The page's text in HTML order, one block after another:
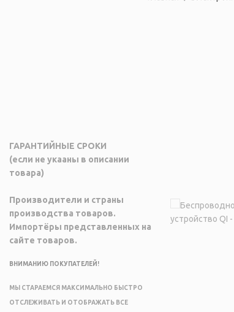
ГАРАНТИЙНЫЕ СРОКИ
(если не укааны в описании
товара)
Производители и страны
производства товаров.
Импортёры представленных на
сайте товаров.
ВНИМАНИЮ ПОКУПАТЕЛЕЙ!
МЫ СТАРАЕМСЯ МАКСИМАЛЬНО БЫСТРО
ОТСЛЕЖИВАТЬ И ОТОБРАЖАТЬ ВСЕ